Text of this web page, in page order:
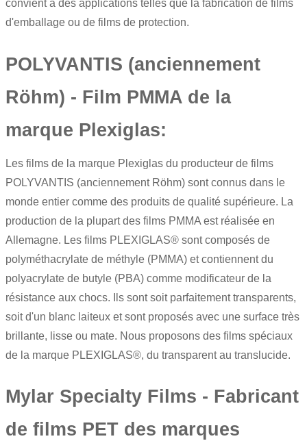
convient à des applications telles que la fabrication de films
d'emballage ou de films de protection.
POLYVANTIS (anciennement
Röhm) - Film PMMA de la
marque Plexiglas:
Les films de la marque Plexiglas du producteur de films
POLYVANTIS (anciennement Röhm) sont connus dans le
monde entier comme des produits de qualité supérieure. La
production de la plupart des films PMMA est réalisée en
Allemagne. Les films PLEXIGLAS® sont composés de
polyméthacrylate de méthyle (PMMA) et contiennent du
polyacrylate de butyle (PBA) comme modificateur de la
résistance aux chocs. Ils sont soit parfaitement transparents,
soit d'un blanc laiteux et sont proposés avec une surface très
brillante, lisse ou mate. Nous proposons des films spéciaux
de la marque PLEXIGLAS®, du transparent au translucide.
Mylar Specialty Films - Fabricant
de films PET des marques